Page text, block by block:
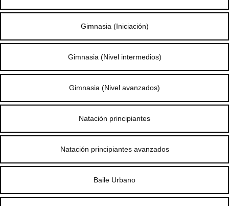
Gimnasia (Iniciación)
Gimnasia (Nivel intermedios)
Gimnasia (Nivel avanzados)
Natación principiantes
Natación principiantes avanzados
Baile Urbano